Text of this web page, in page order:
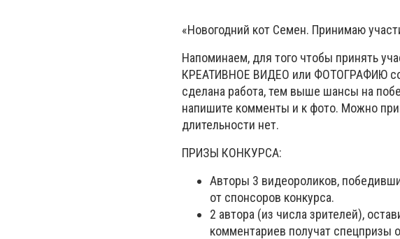
«Новогодний кот Семен. Принимаю
Напоминаем, для того чтобы принять
КРЕАТИВНОЕ ВИДЕО или ФОТОГРАФИЮ
сделана работа, тем выше шансы на
напишите комменты и к фото. Можно
длительности нет.
ПРИЗЫ КОНКУРСА:
Авторы 3 видеороликов,
от спонсоров конкурса.
2 автора (из числа зрителей),
комментариев получат спецпризы